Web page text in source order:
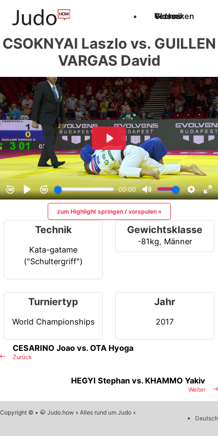
Techniken
Videos
Glossar
CSOKNYAI Laszlo vs. GUILLEN
VARGAS David
zum Highlight springen / vorspulen »
Technik
Kata-gatame
("Schultergriff")
Gewichtsklasse
-81kg, Männer
Turniertyp
World Championships
Jahr
2017
Zurück
CESARINO Joao vs. OTA Hyoga
Weiter
HEGYI Stephan vs. KHAMMO Yakiv
Copyright © • 🥋 Judo.how » Alles rund um Judo «
Deutsch